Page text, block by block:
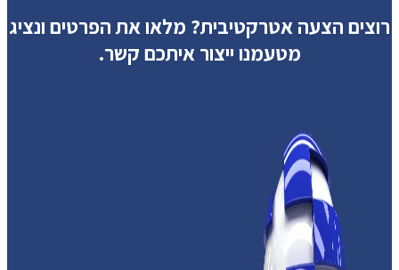
רוצים הצעה אטרקטיבית? מלאו את הפרטים ונציג
מטעמנו ייצור איתכם קשר.